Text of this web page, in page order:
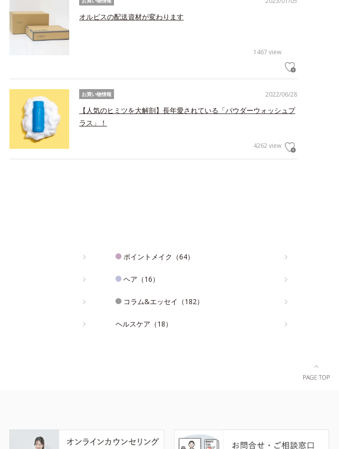
オルビスの配送資材が変わります
1467 view
2022/06/28
お買い物情報
【人気のヒミツを大解剖】長年愛されている「パウダーウォッシュプ
ラス」！
4262 view
ポイントメイク（64）
ヘア（16）
コラム&エッセイ（182）
ヘルスケア（18）